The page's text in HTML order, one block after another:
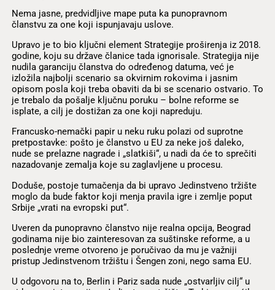
Nema jasne, predvidljive mape puta ka punopravnom
članstvu za one koji ispunjavaju uslove.
Upravo je to bio ključni element Strategije proširenja iz 2018.
godine, koju su države članice tada ignorisale. Strategija nije
nudila garanciju članstva do određenog datuma, već je
izložila najbolji scenario sa okvirnim rokovima i jasnim
opisom posla koji treba obaviti da bi se scenario ostvario. To
je trebalo da pošalje ključnu poruku – bolne reforme se
isplate, a cilj je dostižan za one koji napreduju.
Francusko-nemački papir u neku ruku polazi od suprotne
pretpostavke: pošto je članstvo u EU za neke još daleko,
nude se prelazne nagrade i „slatkiši“, u nadi da će to sprečiti
nazadovanje zemalja koje su zaglavljene u procesu.
Doduše, postoje tumačenja da bi upravo Jedinstveno tržište
moglo da bude faktor koji menja pravila igre i zemlje poput
Srbije „vrati na evropski put“.
Uveren da punopravno članstvo nije realna opcija, Beograd
godinama nije bio zainteresovan za suštinske reforme, a u
poslednje vreme otvoreno je poručivao da mu je važniji
pristup Jedinstvenom tržištu i Šengen zoni, nego sama EU.
U odgovoru na to, Berlin i Pariz sada nude „ostvarljiv cilj“ u